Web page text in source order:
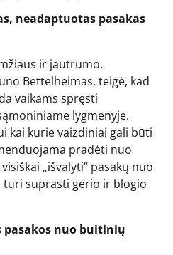
neadaptuotas pasakas
ir jautrumo.
Bettelheimas, teigė, kad
vaikams spręsti
lygmenyje.
kai kurie vaizdiniai gali būti
pradėti nuo
„išvalyti“ pasakų nuo
turi suprasti gėrio ir blogio
pasakos nuo buitinių